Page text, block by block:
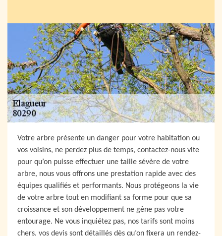
Votre arbre présente un danger pour votre habitation ou
vos voisins, ne perdez plus de temps, contactez-nous vite
pour qu’on puisse effectuer une taille sévère de votre
arbre, nous vous offrons une prestation rapide avec des
équipes qualifiés et performants. Nous protégeons la vie
de votre arbre tout en modifiant sa forme pour que sa
croissance et son développement ne gêne pas votre
entourage. Ne vous inquiétez pas, nos tarifs sont moins
chers, vos devis sont détaillés dès qu’on fixera un rendez-